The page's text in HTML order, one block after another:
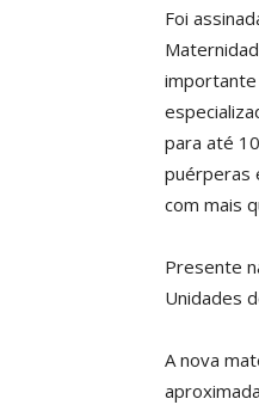
Foi
importante
para até
puérperas
com mais
Presente
Unidades
A nova